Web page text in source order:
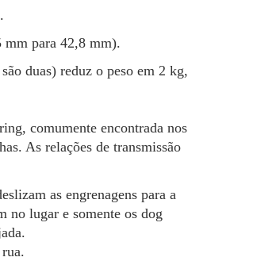
mm para 42,8 mm).
duas) reduz o peso em 2 kg,
comumente encontrada nos
As relações de transmissão
as engrenagens para a
no lugar e somente os dog